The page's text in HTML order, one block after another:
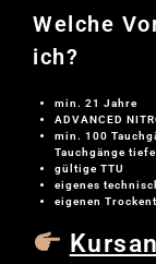
Welche
ich?
min. 21 Jahre
ADVANCED
min. 100
Tauchgänge
gültige TTU
eigenes
eigenen